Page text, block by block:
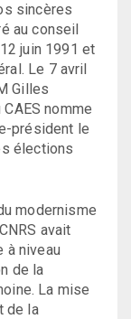
sincères
au conseil
juin 1991 et
Le 7 avril
Gilles
nomme
président le
élections
modernisme
avait
à niveau
de la
La mise
de la